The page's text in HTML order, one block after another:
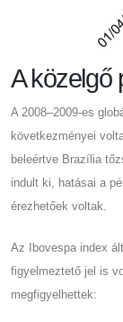
A közelgő
A 2008–2009-es
következményei
beleértve Brazília
indult ki, hatásai a
érezhetőek voltak.
Az Ibovespa index
figyelmeztető jel is
megfigyelhettek: